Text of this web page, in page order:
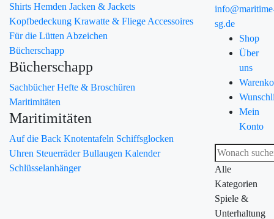
Shirts Hemden Jacken & Jackets
Kopfbedeckung Krawatte & Fliege Accessoires
Für die Lütten Abzeichen
Bücherschapp
Bücherschapp
SachbücherHefte & Broschüren
Maritimitäten
Maritimitäten
Auf die Back Knotentafeln Schiffsglocken
Uhren SteuerräderBullaugen Kalender
Schlüsselanhänger
sg.de
Shop
Über
uns
Mein
Konto
Alle
Kategorien
Spiele &
Unterhaltung